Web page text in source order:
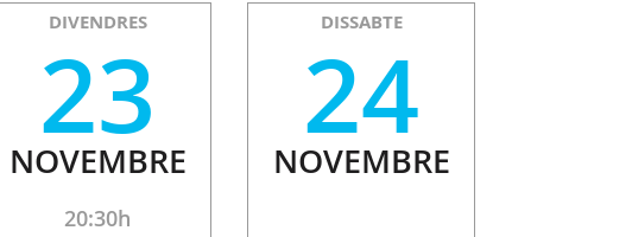
DIVENDRES
23
NOVEMBRE
20:30h
DISSABTE
24
NOVEMBRE